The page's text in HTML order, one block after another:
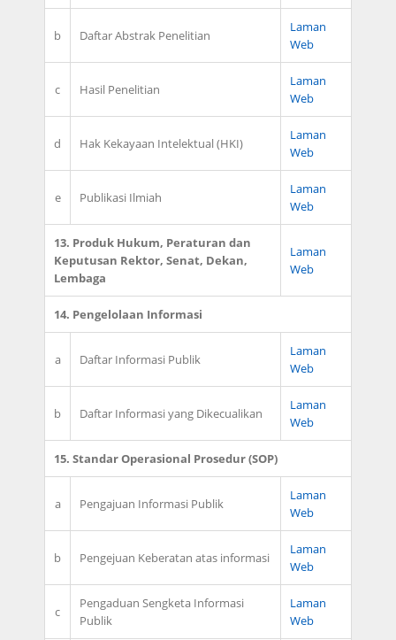
b Daftar Abstrak Penelitian
Laman
Web
c Hasil Penelitian
Laman
Web
d Hak Kekayaan Intelektual (HKI)
Laman
Web
e Publikasi Ilmiah
Laman
Web
13. Produk Hukum, Peraturan dan
Keputusan Rektor, Senat, Dekan,
Lembaga
Laman
Web
14. Pengelolaan Informasi
a Daftar Informasi Publik
Laman
Web
b Daftar Informasi yang Dikecualikan
Laman
Web
15. Standar Operasional Prosedur (SOP)
a Pengajuan Informasi Publik
Laman
Web
b Pengejuan Keberatan atas informasi
Laman
Web
c
Pengaduan Sengketa Informasi
Publik
Laman
Web